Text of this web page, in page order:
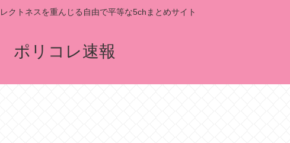
クトネスを重んじる自由で平等な5chまとめサイト
ポリコレ速報